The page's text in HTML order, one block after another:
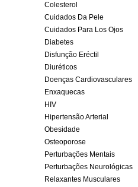
Colesterol
Cuidados Da Pele
Cuidados Para Los Ojos
Diabetes
Disfunção Eréctil
Diuréticos
Doenças Cardiovasculares
Enxaquecas
HIV
Hipertensão Arterial
Obesidade
Osteoporose
Perturbações Mentais
Perturbações Neurológicas
Relaxantes Musculares